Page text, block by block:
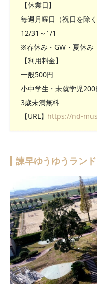
【休業日】
毎週月曜日（祝日を除く
12/31～1/1
※春休み・GW・夏休み
【利用料金】
一般500円
小中学生・未就学児200
3歳未満無料
【URL】 https://nd-
諫早ゆうゆうラン